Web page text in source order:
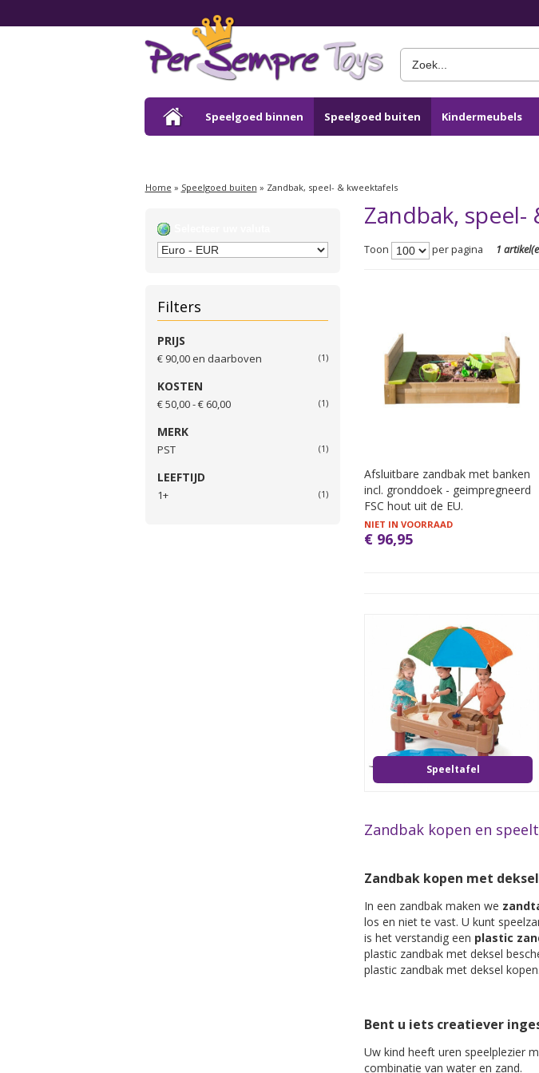
Speelgoed binnen Speelgoed buiten Kindermeubels
Home » Speelgoed buiten » Zandbak, speel- & kweektafels
Zandbak, speel-
Toon per pagina 1
Afsluitbare zandbak met banken
incl. gronddoek - geimpregneerd
FSC hout uit de EU.
NIET IN VOORRAAD
€ 96,95
Speeltafel
Zandbak kopen en
Zandbak kopen met
In een zandbak maken we
los en niet te vast. U kunt
is het verstandig een plastic
plastic zandbak met deksel
plastic zandbak met deksel kopen.
Bent u iets creatiever
Uw kind heeft uren speelplezier
combinatie van water en zand.
Filters
PRIJS
€ 90,00en daarboven (1)
KOSTEN
€ 50,00 - € 60,00 (1)
MERK
PST (1)
LEEFTIJD
1+ (1)